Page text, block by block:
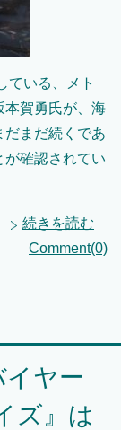
ている、メト
本賀勇氏が、海
だまだ続くであ
が確認されてい
続きを読む
Comment(0)
イヤー
ズ』は